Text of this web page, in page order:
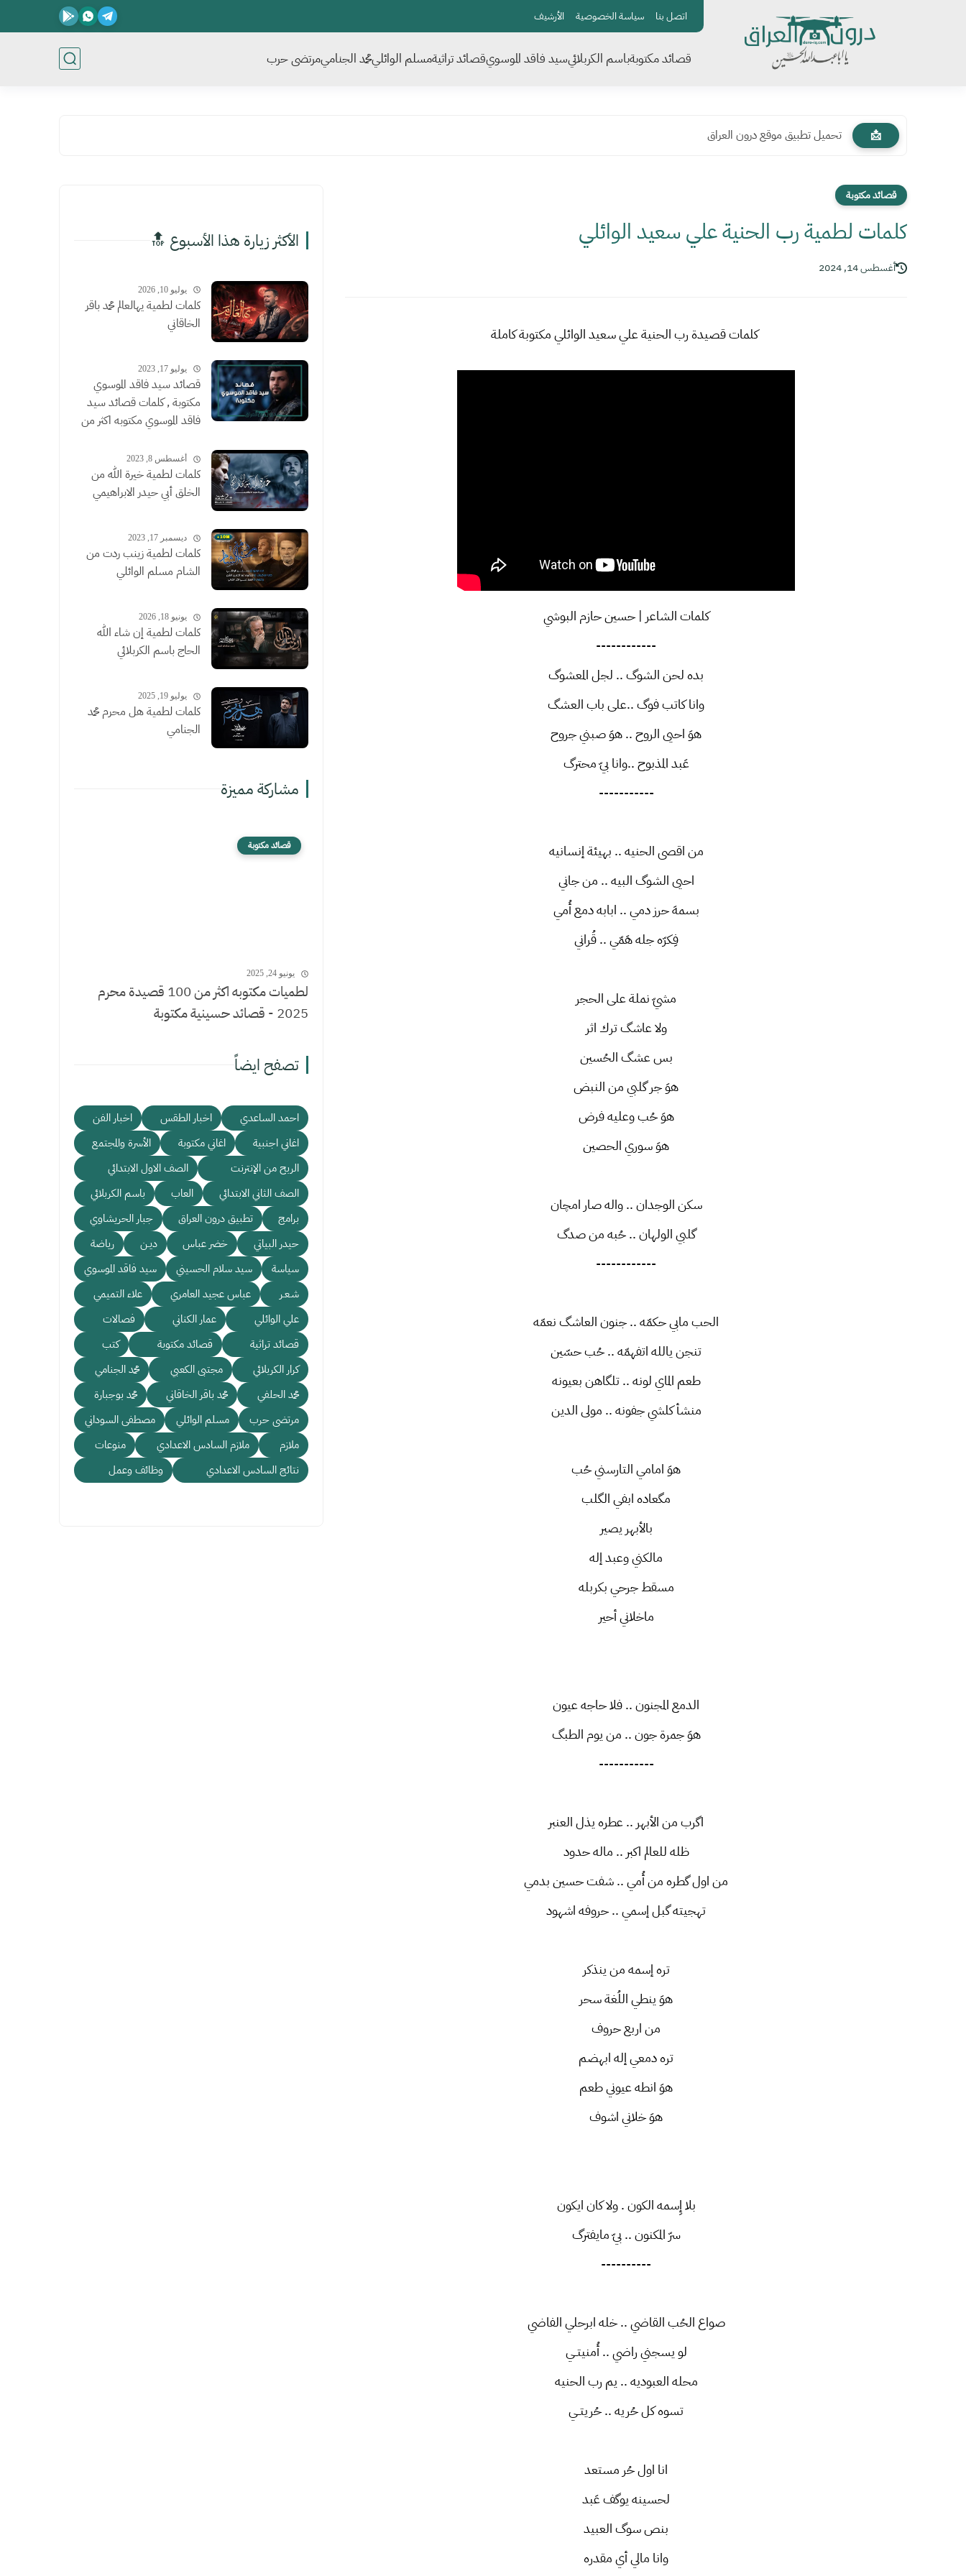
اتصل بنا سياسة الخصوصية الأرشيف
قصائد مكتوبةباسم الكربلائيسيد فاقد الموسويقصائد تراثيةمسلم الوائليمحمد الجناميمرتضى حرب
📩 تحميل تطبيق موقع درون العراق
قصائد مكتوبة
كلمات لطمية رب الحنية علي سعيد الوائلي
أغسطس 14, 2024
كلمات قصيدة رب الحنية علي سعيد الوائلي مكتوبة كاملة
كلمات الشاعر | حسين حازم البوشي
------------
بده لحن الشوگ .. لجل المعشوگ
وانا كاتب فوگ ..على باب العشگ
هوَ احيى الروح .. هوَ صبني جروح
عَبد المذبوح ..وانا بيّ محترگ
-----------
من اقصى الحنيه .. بهيئة إنسانيه
احيى الشوگ البيه .. من جاني
بسمهَ حرز دمي .. ابابه دمع أُمي
فِكرّه جله هَمّي .. قُراني
مشيّ نملة على الحجر
ولا عاشگ ترك اثر
بس عشگ الحُسين
هوَ جر گلبي من النبض
هوَ حُب وعليه فرض
هوَ سوري الحصين
سكن الوجدان .. واله صار امچان
گلبي الولهان .. حُبه من صدگ
------------
الحب مابي حكمّه .. جنون العاشگ نعمّه
تنجن يالله اتفهمّه .. حُب حسّين
طعم الماي لونه .. تلگاهن بعيونه
منشأ كلشي جفونه .. مولى الدين
هوَ امامي التارسني حُب
مگعاده ابفي الگلب
بالأبهر يصير
مالكني وعبد إله
مسقط جرحي بكربله
ماخلاني أحير
الدمع المجنون .. فلا حاجه عيون
هوَ جمرة جون .. من يوم الطبگ
-----------
اگرب من الأبهر .. عطره يذل العنبر
ظله للعالم اكبر .. ماله حدود
من اول گطره من أُمي .. شفت حسين بدمي
تهجيته گبل إسمي .. حروفه اشهود
تره إسمه من ينذكر
هوَ ينطي اللُغة سحر
من اربع حروف
تره دمعي إله ابهضم
هوَ انطه عيوني طعم
هوَ خلاني اشوف
بلا إِسمه الكون . ولا كان ايكون
سرّ المكنون .. بيّ مايفترگ
----------
صواع الحُب القاضي .. خله ابرحلي الفاضي
لو يسجني راضي .. أُمنيتــي
محله العبوديه .. يم رب الحنيه
تسوه كل حُريه .. حُريتــي
انا اول حُر مستعد
لحسينه يوگف عَبد
بنص سوگ العبيد
وانا مالي أي مقدره
الأكثر زيارة هذا الأسبوع 🔝
يوليو 10, 2026
كلمات لطمية يهالعالم محمد باقر
الخاقاني
يوليو 17, 2023
قصائد سيد فاقد الموسوي
مكتوبة , كلمات قصائد سيد
فاقد الموسوي مكتوبه اكثر من
أغسطس 8, 2023
كلمات لطمية خيرة الله من
الخلق أبي حيدر الابراهيمي
ديسمبر 17, 2023
كلمات لطمية زينب ردت من
الشام مسلم الوائلي
يونيو 18, 2026
كلمات لطمية إن شاء الله
الحاج باسم الكربلائي
يوليو 19, 2025
كلمات لطمية هل محرم محمد
الجنامي
مشاركة مميزة
قصائد مكتوبة
يونيو 24, 2025
لطميات مكتوبه اكثر من 100 قصيدة محرم
2025 - قصائد حسينية مكتوبة
تصفح ايضاً
احمد الساعدي اخبار الطقس
اخبار الفن
اغاني اجنبية
اغاني مكتوبة
الأسرة والمجتمع
الربح من الإنترنت
الصف الاول الابتدائي
الصف الثاني الابتدائي
العاب
باسم الكربلائي
برامج
تطبيق درون العراق
جبار الحريشاوي
حيدر البياتي
خضر عباس ديـن
رياضة
سياسة
سيد سلام الحسيني
سيد فاقد الموسوي
شـعـر
عباس عجيد العامري
علاء التميمي
علي الوائلي
عمار الكناني
فصالات
قصائد تراثية
قصائد مكتوبة
كتب
كرار الكربلائي
مجتبى الكعبي
محمد الجنامي
محمد الحلفي
محمد باقر الخاقاني
محمد بوجبارة
مرتضى حرب
مسلم الوائلي
مصطفى السوداني
ملازم
ملازم السادس الاعدادي
منوعات
نتائج السادس الاعدادي
وظائف وعمل